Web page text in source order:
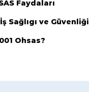
Faydaları
Sağlıgı ve Güvenliği
Ohsas?